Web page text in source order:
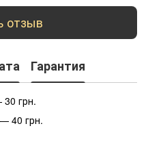
отзыв
Гарантия
грн.
40 грн.